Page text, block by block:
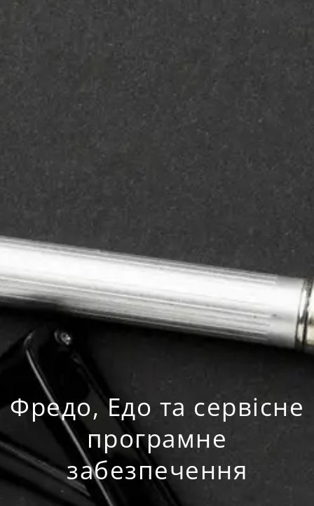
Фредо, Едо та сервісне
програмне
забезпечення